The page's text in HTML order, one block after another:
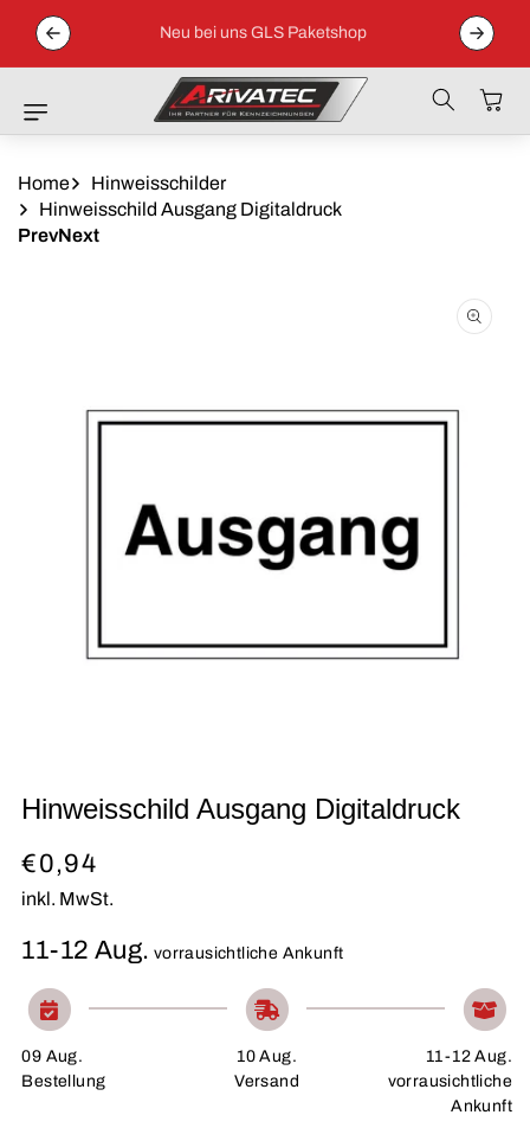
Direkt Zum
Inhalt
/
Neu bei uns GLS Paketshop
Home
Hinweisschilder
Hinweisschild Ausgang Digitaldruck
PrevNext
1
in
öffnen
Hinweisschild Ausgang Digitaldruck
Normaler
Preis
€0,94
inkl. MwSt.
11-12 Aug. vorrausichtliche Ankunft
09 Aug.
Bestellung
10 Aug.
Versand
11-12 Aug.
vorrausichtliche
Ankunft